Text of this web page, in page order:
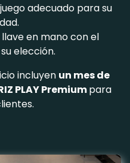
adecuado para su
en mano con el
elección.
incluyen un mes de
PLAY Premiumpara